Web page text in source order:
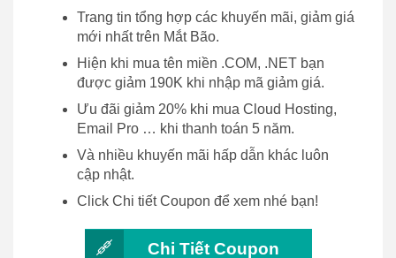
Trang tin tổng hợp các khuyến mãi, giảm giá
mới nhất trên Mắt Bão.
Hiện khi mua tên miền .COM, .NET bạn
được giảm 190K khi nhập mã giảm giá.
Ưu đãi giảm 20% khi mua Cloud Hosting,
Email Pro … khi thanh toán 5 năm.
Và nhiều khuyến mãi hấp dẫn khác luôn
cập nhật.
Click Chi tiết Coupon để xem nhé bạn!
Chi Tiết Coupon